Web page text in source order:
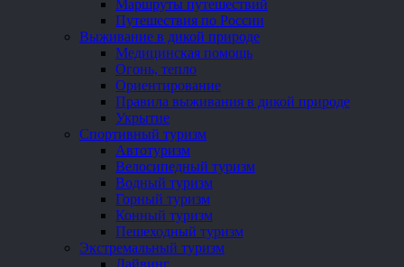
Маршруты путешествий
Путешествия по России
Выживание в дикой природе
Медицинская помощь
Огонь, тепло
Ориентирование
Правила выживания в дикой природе
Укрытие
Спортивный туризм
Автотуризм
Велосипедный туризм
Водный туризм
Горный туризм
Конный туризм
Пешеходный туризм
Экстремальный туризм
Дайвинг